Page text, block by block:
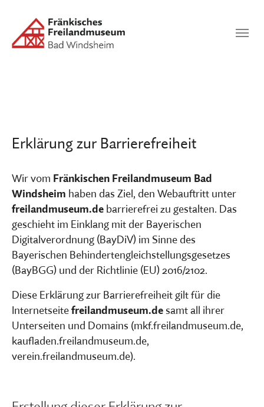
SUCHEN
Erklärung zur Barrierefreiheit
Wir vom Fränkischen Freilandmuseum Bad
Windsheim haben das Ziel, den Webauftritt unter
freilandmuseum.de barrierefrei zu gestalten. Das
geschieht im Einklang mit der Bayerischen
Digitalverordnung (BayDiV) im Sinne des
Bayerischen Behindertengleichstellungsgesetzes
(BayBGG) und der Richtlinie (EU) 2016/2102.
Diese Erklärung zur Barrierefreiheit gilt für die
Internetseitefreilandmuseum.de samt all ihrer
Unterseiten und Domains (mkf.freilandmuseum.de,
kaufladen.freilandmuseum.de,
verein.freilandmuseum.de).